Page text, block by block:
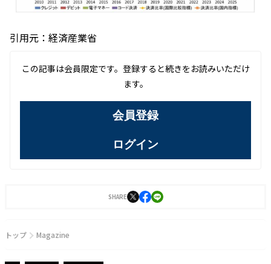
引用元：経済産業省
この記事は会員限定です。登録すると続きをお読みいただけ
ます。
会員登録
ログイン
SHARE
トップ Magazine